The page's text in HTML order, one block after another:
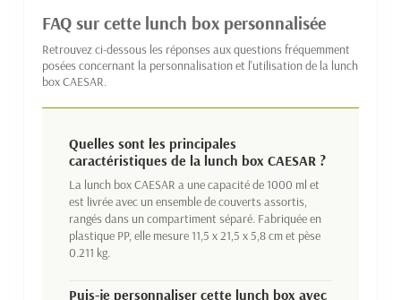
FAQ sur cette lunch box personnalisée
Retrouvez ci-dessous les réponses aux questions fréquemment
posées concernant la personnalisation et l'utilisation de la lunch
box CAESAR.
Quelles sont les principales
caractéristiques de la lunch box CAESAR ?
La lunch box CAESAR a une capacité de 1000 ml et
est livrée avec un ensemble de couverts assortis,
rangés dans un compartiment séparé. Fabriquée en
plastique PP, elle mesure 11,5 x 21,5 x 5,8 cm et pèse
0.211 kg.
Puis-je personnaliser cette lunch box avec